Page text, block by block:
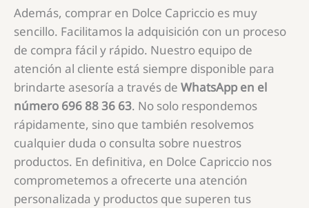
Además, comprar en Dolce Capriccio es muy
sencillo. Facilitamos la adquisición con un proceso
de compra fácil y rápido. Nuestro equipo de
atención al cliente está siempre disponible para
brindarte asesoría a través de WhatsApp en el
número 696 88 36 63. No solo respondemos
rápidamente, sino que también resolvemos
cualquier duda o consulta sobre nuestros
productos. En definitiva, en Dolce Capriccio nos
comprometemos a ofrecerte una atención
personalizada y productos que superen tus